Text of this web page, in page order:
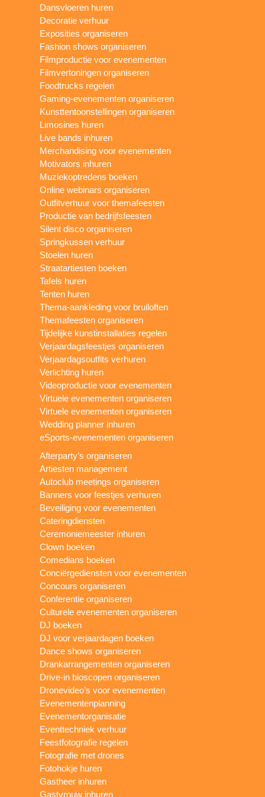
Dansvloeren huren
Decoratie verhuur
Exposities organiseren
Fashion shows organiseren
Filmproductie voor evenementen
Filmvertoningen organiseren
Foodtrucks regelen
Gaming-evenementen organiseren
Kunsttentoonstellingen organiseren
Limosines huren
Live bands inhuren
Merchandising voor evenementen
Motivators inhuren
Muziekoptredens boeken
Online webinars organiseren
Outfitverhuur voor themafeesten
Productie van bedrijfsfeesten
Silent disco organiseren
Springkussen verhuur
Stoelen huren
Straatartiesten boeken
Tafels huren
Tenten huren
Thema-aankleding voor bruiloften
Themafeesten organiseren
Tijdelijke kunstinstallaties regelen
Verjaardagsfeestjes organiseren
Verjaardagsoutfits verhuren
Verlichting huren
Videoproductie voor evenementen
Virtuele evenementen organiseren
Virtuele evenementen organiseren
Wedding planner inhuren
eSports-evenementen organiseren
Afterparty’s organiseren
Artiesten management
Autoclub meetings organiseren
Banners voor feestjes verhuren
Beveiliging voor evenementen
Cateringdiensten
Ceremoniemeester inhuren
Clown boeken
Comedians boeken
Conciërgediensten voor evenementen
Concours organiseren
Conferentie organiseren
Culturele evenementen organiseren
DJ boeken
DJ voor verjaardagen boeken
Dance shows organiseren
Drankarrangementen organiseren
Drive-in bioscopen organiseren
Dronevideo’s voor evenementen
Evenementenplanning
Evenementorganisatie
Eventtechniek verhuur
Feestfotografie regelen
Fotografie met drones
Fotohokje huren
Gastheer inhuren
Gastvrouw inhuren